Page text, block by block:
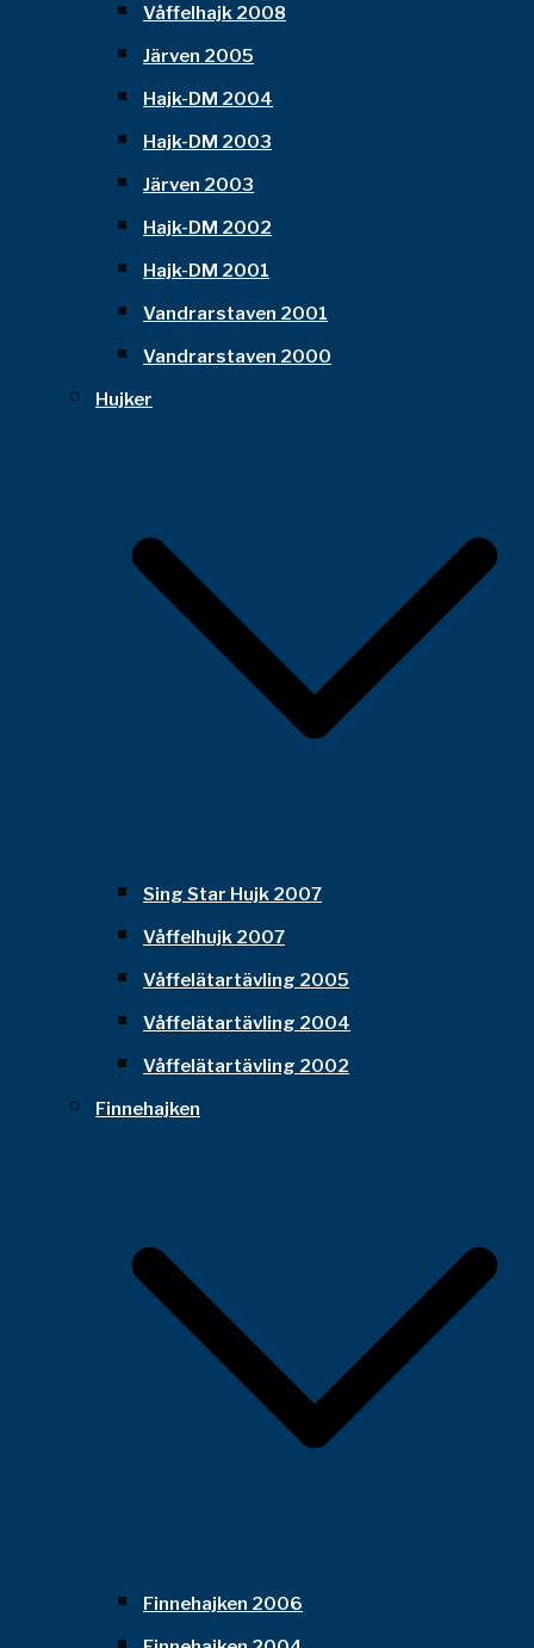
Våffelhajk 2008
Järven 2005
Hajk-DM 2004
Hajk-DM 2003
Järven 2003
Hajk-DM 2002
Hajk-DM 2001
Vandrarstaven 2001
Vandrarstaven 2000
Hujker
Sing Star Hujk 2007
Våffelhujk 2007
Våffelätartävling 2005
Våffelätartävling 2004
Våffelätartävling 2002
Finnehajken
Finnehajken 2006